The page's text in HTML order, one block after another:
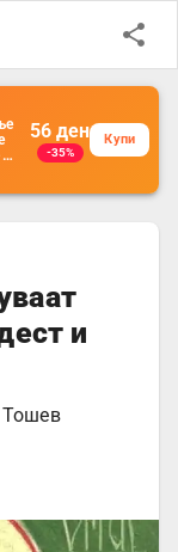
56 ден
-35%
Купи
и